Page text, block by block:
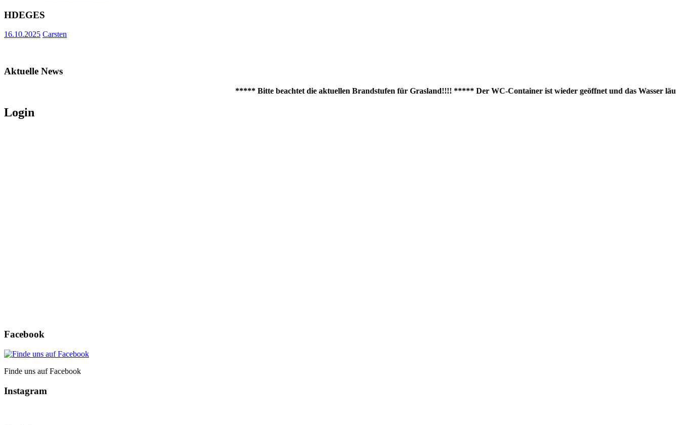
HDEGES
16.10.2025 Carsten
Aktuelle News
***** Bitte beachtet die aktuellen Brandstufen für Grasland!!!! ***** Der WC-Container ist wieder geöffnet und das Wasser läuft
Login
Facebook
Finde uns auf Facebook
Instagram